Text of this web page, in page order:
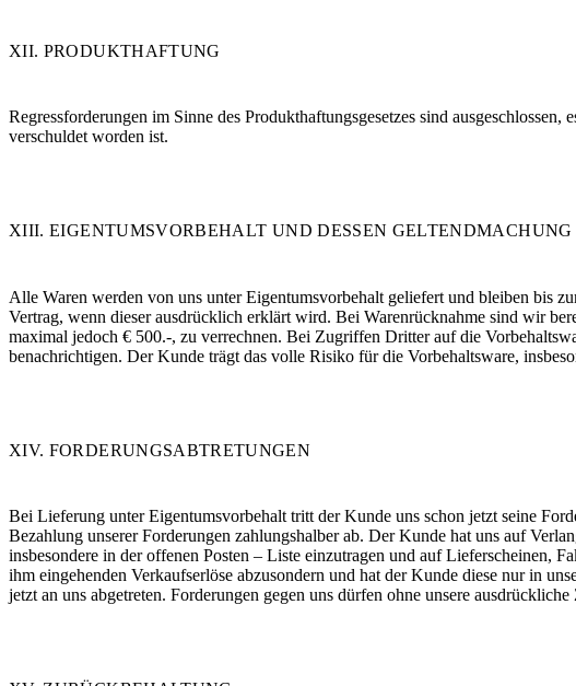
XII. PRODUKTHAFTUNG
Regressforderungen im Sinne des Produkthaftungsgesetzes sind
verschuldet worden ist.
XIII. EIGENTUMSVORBEHALT UND DESSEN GELTENDMACHUNG
Alle Waren werden von uns unter Eigentumsvorbehalt geliefert und bleiben bis
Vertrag, wenn dieser ausdrücklich erklärt wird. Bei Warenrücknahme sind wir
maximal jedoch € 500.-, zu verrechnen. Bei Zugriffen Dritter auf die
benachrichtigen. Der Kunde trägt das volle Risiko für die Vorbehaltsware,
XIV. FORDERUNGSABTRETUNGEN
Bei Lieferung unter Eigentumsvorbehalt tritt der Kunde uns schon jetzt seine
Bezahlung unserer Forderungen zahlungshalber ab. Der Kunde hat uns auf
insbesondere in der offenen Posten – Liste einzutragen und auf Lieferscheinen,
ihm eingehenden Verkaufserlöse abzusondern und hat der Kunde diese nur in
jetzt an uns abgetreten. Forderungen gegen uns dürfen ohne unsere